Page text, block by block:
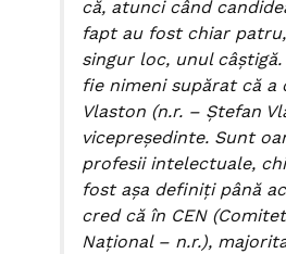
că, atunci când
fapt au fost chiar
singur loc, unul
fie nimeni supărat că a
Vlaston (n.r. – Ştefan
vicepreşedinte. Sunt
profesii intelectuale,
fost aşa definiţi până
cred că în CEN
Naţional – n.r.),